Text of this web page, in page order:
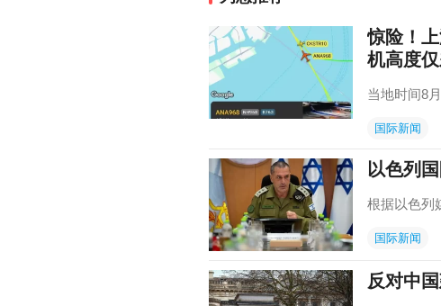
惊险！
机高度
当地时间8
国际新闻
以色列
根据以色列
国际新闻
反对中